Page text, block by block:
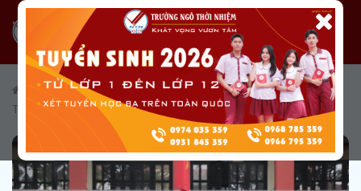
Giáo dục/Giáo dục kiến thức / Hoạt động Tổ chuyên môn/
Tổ Toán